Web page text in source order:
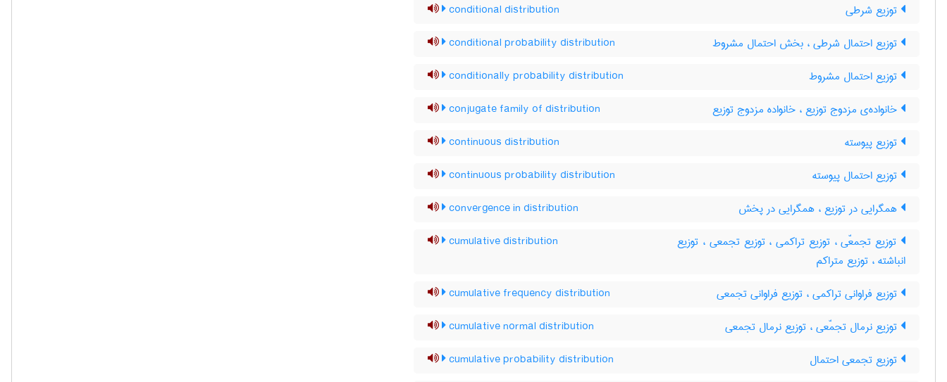
توزیع شرطی conditional distribution
توزیع احتمال شرطی ، بخش احتمال مشروط conditional probability distribution
توزیع احتمال مشروط conditionally probability distribution
خانواده‌ی مزدوج توزیع ، خانواده مزدوج توزیع conjugate family of distribution
توزیع پیوسته continuous distribution
توزیع احتمال پیوسته continuous probability distribution
همگرایی در توزیع ، همگرایی در پخش convergence in distribution
توزیع تجمعّی ، توزیع تراکمی ، توزیع تجمعی ، توزیع
انباشته ، توزیع متراکم
cumulative distribution
توزیع فراوانی تراکمی ، توزیع فراوانی تجمعی cumulative frequency distribution
توزیع نرمال تجمّعی ، توزیع نرمال تجمعی cumulative normal distribution
توزیع تجمعی احتمال cumulative probability distribution